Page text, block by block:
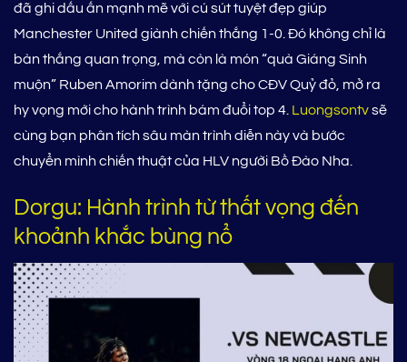
đã ghi dấu ấn mạnh mẽ với cú sút tuyệt đẹp giúp
Manchester United giành chiến thắng 1-0. Đó không chỉ là
bàn thắng quan trọng, mà còn là món “quà Giáng Sinh
muộn” Ruben Amorim dành tặng cho CĐV Quỷ đỏ, mở ra
hy vọng mới cho hành trình bám đuổi top 4. Luongsontvsẽ
cùng bạn phân tích sâu màn trình diễn này và bước
chuyển mình chiến thuật của HLV người Bồ Đào Nha.
Dorgu: Hành trình từ thất vọng đến
khoảnh khắc bùng nổ